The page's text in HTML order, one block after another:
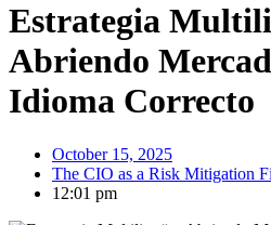
Estrategia
Abriendo
Idioma Correcto
October 15, 2025
The CIO as a Risk Mitigation
12:01 pm